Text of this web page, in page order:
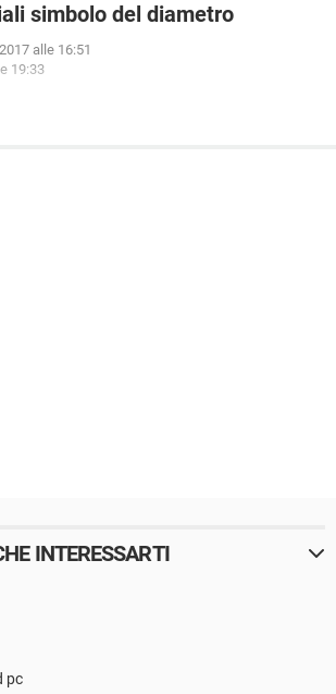
simbolo del diametro
alle 16:51
19:33
INTERESSARTI
pc